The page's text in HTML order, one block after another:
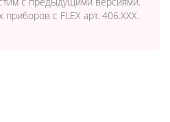
с FLEX арт. 406.XXX.